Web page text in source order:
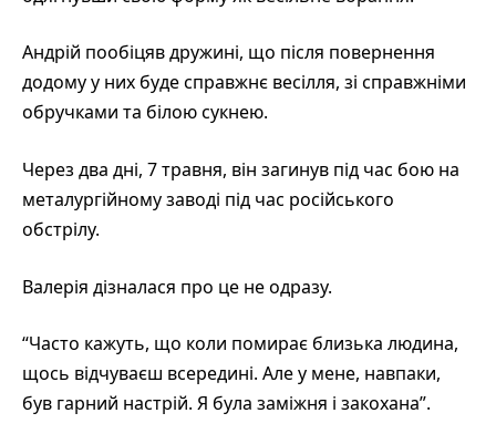
Андрій пообіцяв дружині, що після повернення
додому у них буде справжнє весілля, зі справжніми
обручками та білою сукнею.
Через два дні, 7 травня, він загинув під час бою на
металургійному заводі під час російського
обстрілу.
Валерія дізналася про це не одразу.
“Часто кажуть, що коли помирає близька людина,
щось відчуваєш всередині. Але у мене, навпаки,
був гарний настрій. Я була заміжня і закохана”.